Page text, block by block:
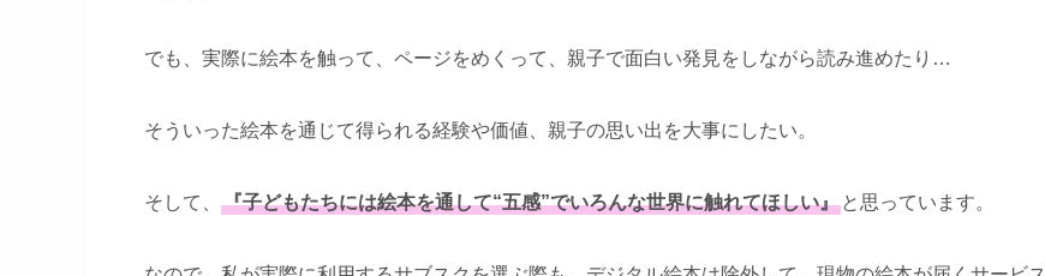
でも、実際に絵本を触って、ページをめくって、親子で面白い発見をしながら読み進めたり…
そういった絵本を通じて得られる経験や価値、親子の思い出を大事にしたい。
そして、 『子どもたちには絵本を通して“五感”でいろんな世界に触れてほしい』 と思っています。